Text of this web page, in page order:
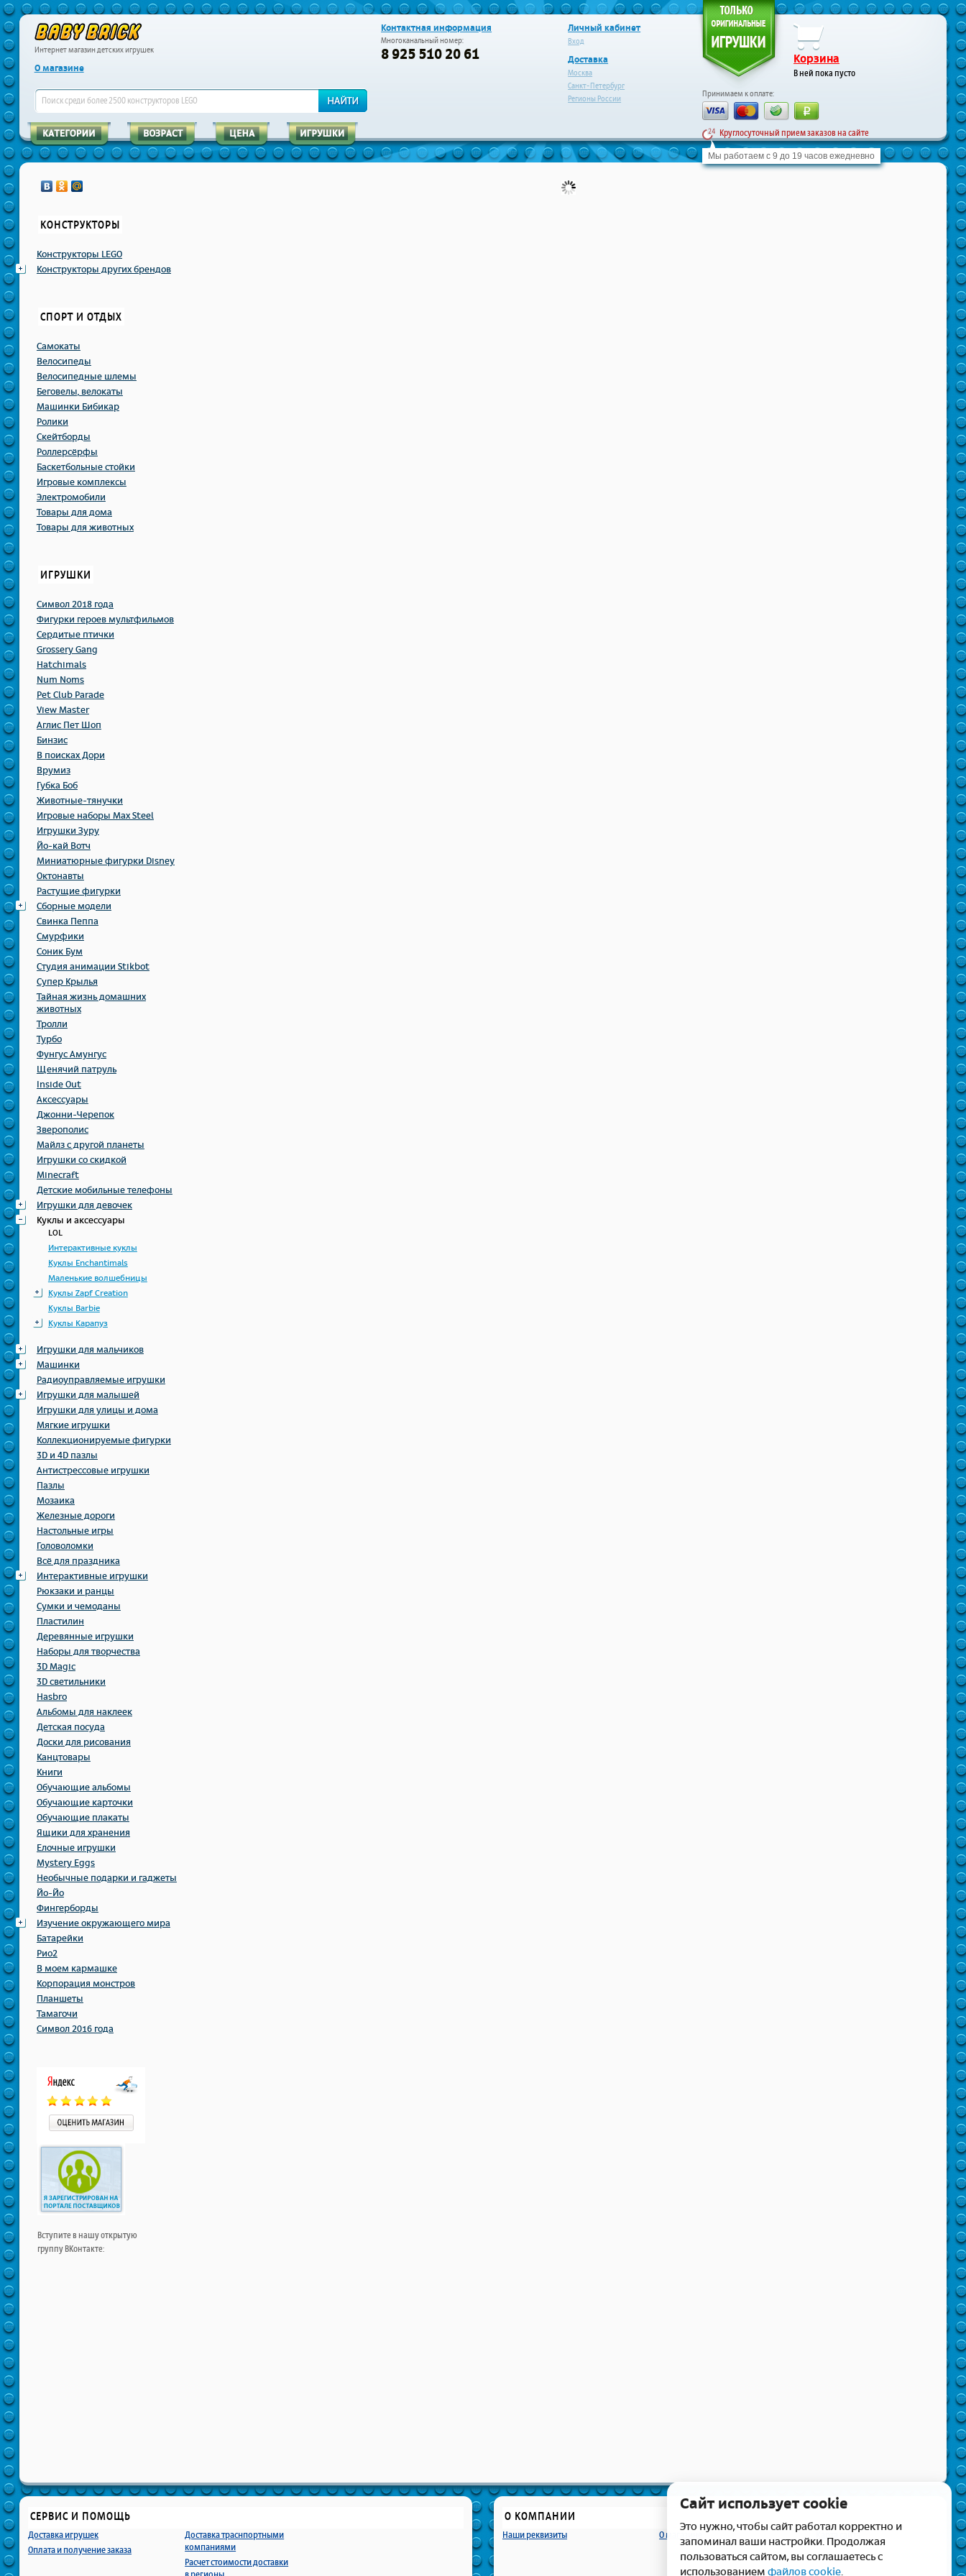
Интернет магазин детских игрушек
О магазине
Контактная информация
Многоканальный номер:
8 925 510 20 61
Личный кабинет
Вход
Доставка
Москва
Санкт-Петербург
Регионы России
Корзина
В ней пока пусто
Принимаем к оплате:
Круглосуточный прием заказов на сайте
Мы работаем с 9 до 19 часов ежедневно
КОНСТРУКТОРЫ
Конструкторы LEGO
Конструкторы других брендов
СПОРТ И ОТДЫХ
Самокаты
Велосипеды
Велосипедные шлемы
Беговелы, велокаты
Машинки Бибикар
Ролики
Скейтборды
Роллерсёрфы
Баскетбольные стойки
Игровые комплексы
Электромобили
Товары для дома
Товары для животных
ИГРУШКИ
Символ 2018 года
Фигурки героев мультфильмов
Сердитые птички
Grossery Gang
Hatchimals
Num Noms
Pet Club Parade
View Master
Аглис Пет Шоп
Бинзис
В поисках Дори
Врумиз
Губка Боб
Животные-тянучки
Игровые наборы Max Steel
Игрушки Зуру
Йо-кай Вотч
Миниатюрные фигурки Disney
Октонавты
Растущие фигурки
Сборные модели
Свинка Пеппа
Смурфики
Соник Бум
Студия анимации Stikbot
Супер Крылья
Тайная жизнь домашних
животных
Тролли
Турбо
Фунгус Амунгус
Щенячий патруль
Inside Out
Аксессуары
Джонни-Черепок
Зверополис
Майлз с другой планеты
Игрушки со скидкой
Minecraft
Детские мобильные телефоны
Игрушки для девочек
Куклы и аксессуары
LOL
Интерактивные куклы
Куклы Enchantimals
Маленькие волшебницы
Куклы Zapf Creation
Куклы Barbie
Куклы Карапуз
Игрушки для мальчиков
Машинки
Радиоуправляемые игрушки
Игрушки для малышей
Игрушки для улицы и дома
Мягкие игрушки
Коллекционируемые фигурки
3D и 4D пазлы
Антистрессовые игрушки
Пазлы
Мозаика
Железные дороги
Настольные игры
Головоломки
Всё для праздника
Интерактивные игрушки
Рюкзаки и ранцы
Сумки и чемоданы
Пластилин
Деревянные игрушки
Наборы для творчества
3D Magic
3D светильники
Hasbro
Альбомы для наклеек
Детская посуда
Доски для рисования
Канцтовары
Книги
Обучающие альбомы
Обучающие карточки
Обучающие плакаты
Ящики для хранения
Елочные игрушки
Mystery Eggs
Необычные подарки и гаджеты
Йо-Йо
Фингерборды
Изучение окружающего мира
Батарейки
Рио2
В моем кармашке
Корпорация монстров
Планшеты
Тамагочи
Символ 2016 года
Вступите в нашу открытую
группу ВКонтакте:
СЕРВИС И ПОМОЩЬ
Доставка игрушек
Оплата и получение заказа
Доставка траснпортными
компаниями
Расчет стоимости доставки
О КОМПАНИИ
Наши реквизиты О магазине Карта сайта
Сайт использует cookie
Это нужно, чтобы сайт работал корректно и
запоминал ваши настройки. Продолжая
пользоваться сайтом, вы соглашаетесь с
использованием файлов cookie.